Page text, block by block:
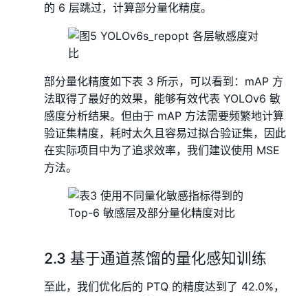
的 6 层跳过，计算部分量化精度。
部分量化精度如下表 3 所示，可以看到：mAP 方
法取得了最好的效果，能够有效代表 YOLOv6 敏
感度分析结果。但由于 mAP 方法需要频繁地计算
验证集精度，耗时太久且容易过拟合验证集，因此
在实际项目中为了追求效率，我们建议使用 MSE
方法。
2.3 基于通道蒸馏的量化感知训练
至此，我们优化后的 PTQ 的精度达到了 42.0%，